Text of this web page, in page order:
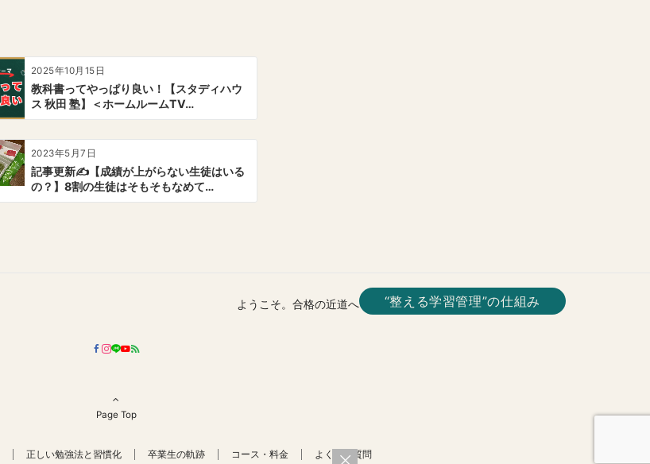
2025年10月15日
教科書ってやっぱり良い！【スタディハウ
ス 秋田 塾】＜ホームルームTV…
2023年5月7日
記事更新✍️【成績が上がらない生徒はいる
の？】8割の生徒はそもそもなめて…
ようこそ。合格の近道へ “整える学習管理”の仕組み
Page Top
正しい勉強法と習慣化 卒業生の軌跡 コース・料金 よくある質問